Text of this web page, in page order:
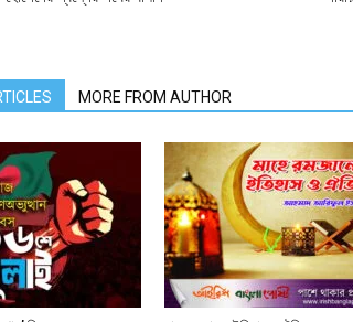
MORE FROM AUTHOR